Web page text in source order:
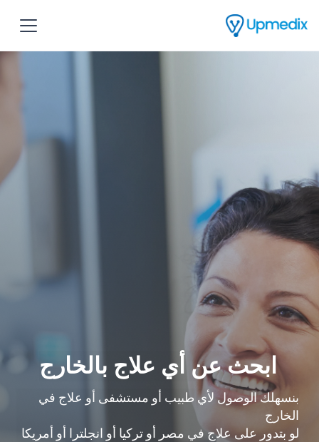
ابحث عن أي علاج بالخارج
بنسهلك الوصول لأي طبيب أو مستشفى أو علاج في
الخارج
لو بتدور على علاج في مصر أو تركيا أو انجلترا أو أمريكا